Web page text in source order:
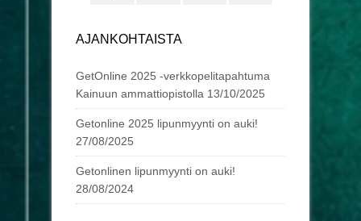
AJANKOHTAISTA
GetOnline 2025 -verkkopelitapahtuma
Kainuun ammattiopistolla 13/10/2025
Getonline 2025 lipunmyynti on auki!
27/08/2025
Getonlinen lipunmyynti on auki!
28/08/2024